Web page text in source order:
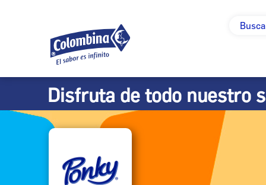
Disfruta de todo nuestro